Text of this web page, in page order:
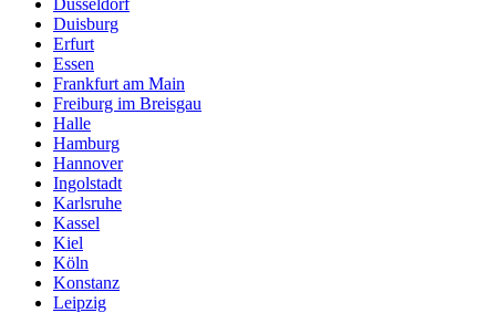
Düsseldorf
Duisburg
Erfurt
Essen
Frankfurt am Main
Freiburg im Breisgau
Halle
Hamburg
Hannover
Ingolstadt
Karlsruhe
Kassel
Kiel
Köln
Konstanz
Leipzig